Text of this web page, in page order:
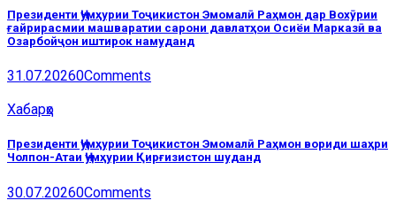
Президенти Ҷумҳурии Тоҷикистон Эмомалӣ Раҳмон дар Вохӯрии
ғайрирасмии машваратии сарони давлатҳои Осиёи Марказӣ ва
Озарбойҷон иштирок намуданд
31.07.20260Comments
Хабарҳо
Президенти Ҷумҳурии Тоҷикистон Эмомалӣ Раҳмон вориди шаҳри
Чолпон-Атаи Ҷумҳурии Қирғизистон шуданд
30.07.20260Comments